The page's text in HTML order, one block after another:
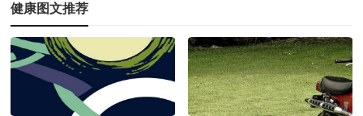
健康图文推荐